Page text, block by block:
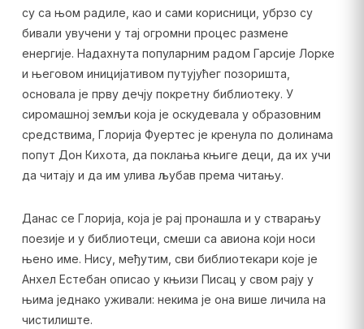
су са њом радиле, као и сами корисници, убрзо су
бивали увучени у тај огромни процес размене
енергије. Надахнута популарним радом Гарсије Лорке
и његовом иницијативом путујућег позоришта,
основала је прву дечју покретну библиотеку. У
сиромашној земљи која је оскудевала у образовним
средствима, Глорија Фуертес је кренула по долинама
попут Дон Кихота, да поклања књиге деци, да их учи
да читају и да им улива љубав према читању.
Данас се Глорија, која је рај пронашла и у стварању
поезије и у библиотеци, смеши са авиона који носи
њено име. Нису, међутим, сви библиотекари које је
Анхел Естебан описао у књизи Писац у свом рају у
њима једнако уживали: некима је она више личила на
чистилиште.